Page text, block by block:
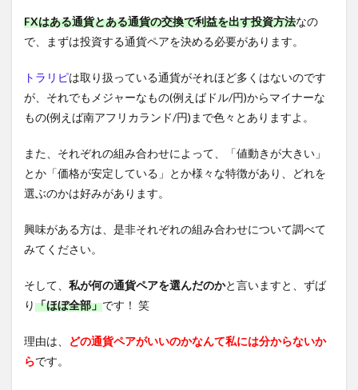
FXはある通貨とある通貨の交換で利益を出す投資方法なの
で、まずは投資する通貨ペアを決める必要があります。
トラリピは取り扱っている通貨がそれほど多くはないのです
が、それでもメジャーなもの(例えばドル/円)からマイナーな
もの(例えば南アフリカランド/円)まで色々とありますよ。
また、それぞれの組み合わせによって、「値動きが大きい」
とか「価格が安定している」とか様々な特徴があり、どれを
選ぶのかは好みがあります。
興味がある方は、是非それぞれの組み合わせについて調べて
みてください。
そして、 私が何の通貨ペアを選んだのかと言いますと、ずば
り「ほぼ全部」です！ 笑
理由は、
どの通貨ペアがいいのかなんて私には分からないか
らです。